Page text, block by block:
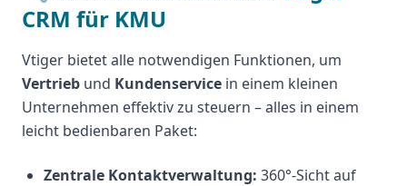
CRM für KMU
Vtiger bietet alle notwendigen Funktionen, um
Vertrieb und Kundenservice in einem kleinen
Unternehmen effektiv zu steuern – alles in einem
leicht bedienbaren Paket:
Zentrale Kontaktverwaltung: 360°-Sicht auf